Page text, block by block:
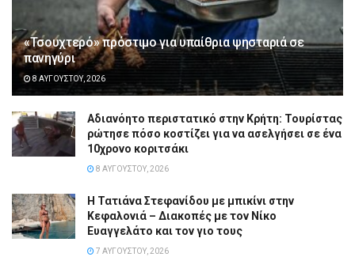
«Τσουχτερό» πρόστιμο για υπαίθρια ψησταριά σε
πανηγύρι
8 ΑΥΓΟΎΣΤΟΥ, 2026
Αδιανόητο περιστατικό στην Κρήτη: Τουρίστας
ρώτησε πόσο κοστίζει για να ασελγήσει σε ένα
10χρονο κοριτσάκι
8 ΑΥΓΟΎΣΤΟΥ, 2026
Η Τατιάνα Στεφανίδου με μπικίνι στην
Κεφαλονιά – Διακοπές με τον Νίκο
Ευαγγελάτο και τον γιο τους
7 ΑΥΓΟΎΣΤΟΥ, 2026